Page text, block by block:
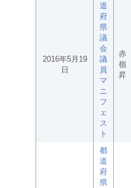
2016年5月19
日
道
府
県
議
会
議
員
マ
ニ
フ
ェ
ス
ト
赤
嶺
昇
都
道
府
県